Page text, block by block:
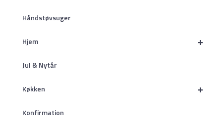
Håndstøvsuger
+
Hjem
Jul & Nytår
+
Køkken
Konfirmation